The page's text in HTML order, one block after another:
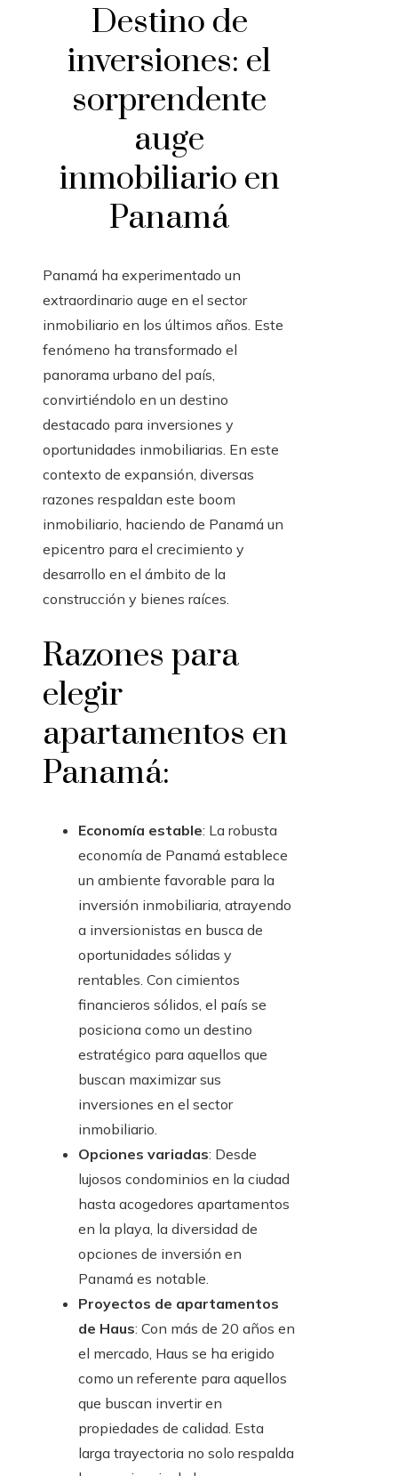
Destino de
inversiones: el
sorprendente
auge
inmobiliario en
Panamá
Panamá ha experimentado un
extraordinario auge en el sector
inmobiliario en los últimos años. Este
fenómeno ha transformado el
panorama urbano del país,
convirtiéndolo en un destino
destacado para inversiones y
oportunidades inmobiliarias. En este
contexto de expansión, diversas
razones respaldan este boom
inmobiliario, haciendo de Panamá un
epicentro para el crecimiento y
desarrollo en el ámbito de la
construcción y bienes raíces.
Razones para
elegir
apartamentos en
Panamá:
Economía estable: La robusta
economía de Panamá establece
un ambiente favorable para la
inversión inmobiliaria, atrayendo
a inversionistas en busca de
oportunidades sólidas y
rentables. Con cimientos
financieros sólidos, el país se
posiciona como un destino
estratégico para aquellos que
buscan maximizar sus
inversiones en el sector
inmobiliario.
Opciones variadas: Desde
lujosos condominios en la ciudad
hasta acogedores apartamentos
en la playa, la diversidad de
opciones de inversión en
Panamá es notable.
Proyectos de apartamentos
de Haus: Con más de 20 años en
el mercado, Haus se ha erigido
como un referente para aquellos
que buscan invertir en
propiedades de calidad. Esta
larga trayectoria no solo respalda